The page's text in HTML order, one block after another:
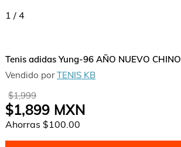
1 / 4
Tenis adidas Yung-96 AÑO NUEVO CHINO
Vendido porTENIS KB
$1,999
$1,899MXN
Ahorras $100.00